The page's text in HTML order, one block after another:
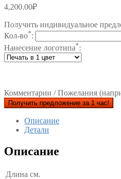
4,200.00₽
Получить индивидуальное
Кол-во*:
Нанесение логотипа*:
Комментарии / Пожелания
Получить предложение за 1 час!
Описание
Детали
Описание
Длина см.